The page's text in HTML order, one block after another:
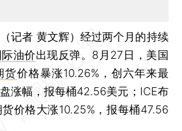
记者 黄文辉） 经过两个月的持续
际油价出现反弹。8月27日，美国
货价格暴涨10.26%，创六年来最
涨幅，报每桶42.56美元；ICE布
价格大涨10.25%，报每桶47.56